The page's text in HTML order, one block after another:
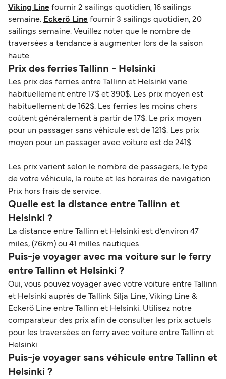
Viking Line fournir 2 sailings quotidien, 16 sailings
semaine. Eckerö Line fournir 3 sailings quotidien, 20
sailings semaine. Veuillez noter que le nombre de
traversées a tendance à augmenter lors de la saison
haute.
Prix des ferries Tallinn - Helsinki
Les prix des ferries entre Tallinn et Helsinki varie
habituellement entre 17$ et 390$. Les prix moyen est
habituellement de 162$. Les ferries les moins chers
coûtent généralement à partir de 17$. Le prix moyen
pour un passager sans véhicule est de 121$. Les prix
moyen pour un passager avec voiture est de 241$.
Les prix varient selon le nombre de passagers, le type
de votre véhicule, la route et les horaires de navigation.
Prix hors frais de service.
Quelle est la distance entre Tallinn et
Helsinki ?
La distance entre Tallinn et Helsinki est d’environ 47
miles, (76km) ou 41 milles nautiques.
Puis-je voyager avec ma voiture sur le ferry
entre Tallinn et Helsinki ?
Oui, vous pouvez voyager avec votre voiture entre Tallinn
et Helsinki auprès de Tallink Silja Line, Viking Line &
Eckerö Line entre Tallinn et Helsinki. Utilisez notre
comparateur des prix afin de consulter les prix actuels
pour les traversées en ferry avec voiture entre Tallinn et
Helsinki.
Puis-je voyager sans véhicule entre Tallinn et
Helsinki ?